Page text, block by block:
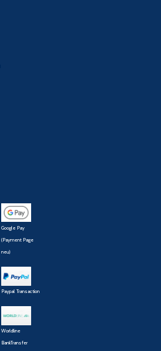
Google Pay
(Payment Page
neu)
Paypal Transaction
Worldline
BankTransfer